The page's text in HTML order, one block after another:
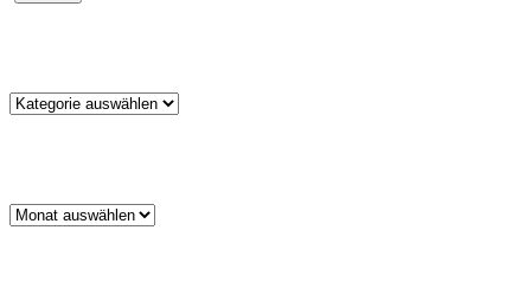
Kategorien
Archiv